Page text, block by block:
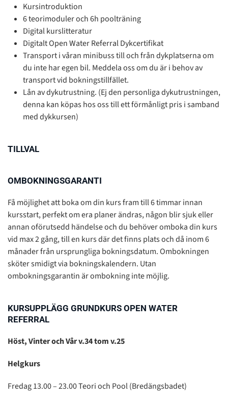
Kursintroduktion
6 teorimoduler och 6h poolträning
Digital kurslitteratur
Digitalt Open Water Referral Dykcertifikat
Transport i våran minibuss till och från dykplatserna om
du inte har egen bil. Meddela oss om du är i behov av
transport vid bokningstillfället.
Lån av dykutrustning. (Ej den personliga dykutrustningen,
denna kan köpas hos oss till ett förmånligt pris i samband
med dykkursen)
TILLVAL
OMBOKNINGSGARANTI
Få möjlighet att boka om din kurs fram till 6 timmar innan
kursstart, perfekt om era planer ändras, någon blir sjukeller
annan oförutsedd händelse och du behöver omboka din kurs
vid max 2 gång, till en kurs där det finns plats och då inom 6
månader från ursprungliga bokningsdatum. Ombokningen
sköter smidigt via bokningskalendern. Utan
ombokningsgarantin är ombokning inte möjlig.
KURSUPPLÄGG GRUNDKURS OPEN WATER
REFERRAL
Höst, Vinter och Vår v.34 tom v.25
Helgkurs
Fredag 13.00 – 23.00 Teori och Pool (Bredängsbadet)